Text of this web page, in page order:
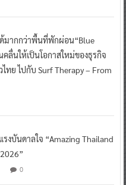
ด้มากกว่าพื้นที่พักผ่อน“Blue
คลื่นให้เป็นโอกาสใหม่ของธุรกิจ
ไทย ไปกับ Surf Therapy – From
รงบันดาลใจ “Amazing Thailand
0